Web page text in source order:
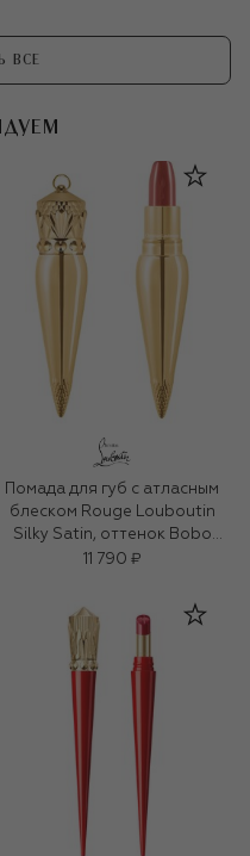
ВСЕ
Помада для губ с атласным
блеском Rouge Louboutin
Silky Satin, оттенок Bobo
Blush
11 790 ₽